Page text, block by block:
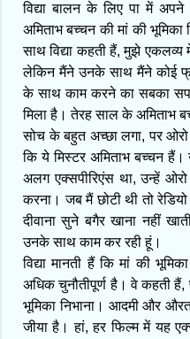
विद्या बालन के लिए पा में
अमिताभ बच्चन की मां की भूमिका
साथ विद्या कहती हैं, मुझे
लेकिन मैंने उनके साथ मैंने कोई
के साथ काम करने का सबका
मिला है। तेरह साल के अमिताभ
सोच के बहुत अच्छा लगा, पर
कि ये मिस्टर अमिताभ बच्चन
अलग एक्सपीरिएंस था, उन्हें
करना। जब मैं छोटी थी तो
दीवाना सुने बगैर खाना नहीं
उनके साथ काम कर रही हूं।
विद्या मानती हैं कि मां की
अधिक चुनौतीपूर्ण है। वे कहती
भूमिका निभाना। आदमी और
जीया है। हां, हर फिल्म में यह